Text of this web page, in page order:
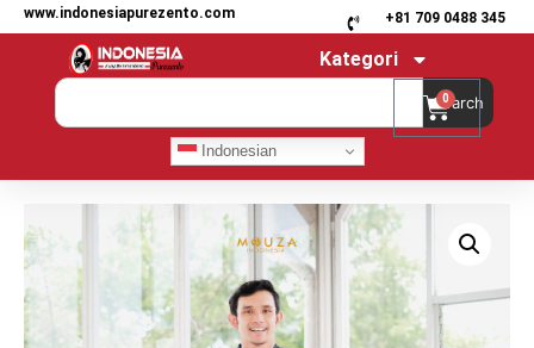
www.indonesiapurezento.com +81 709 0488 345
Kategori
Search
0
Indonesian